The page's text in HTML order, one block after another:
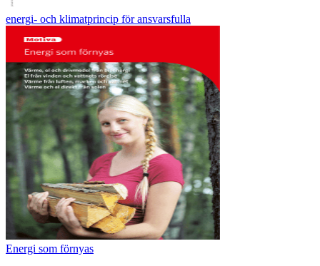
energi- och klimatprincip för ansvarsfulla
Energi som förnyas